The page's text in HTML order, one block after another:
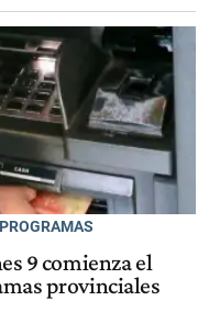
9 comienza el
provinciales